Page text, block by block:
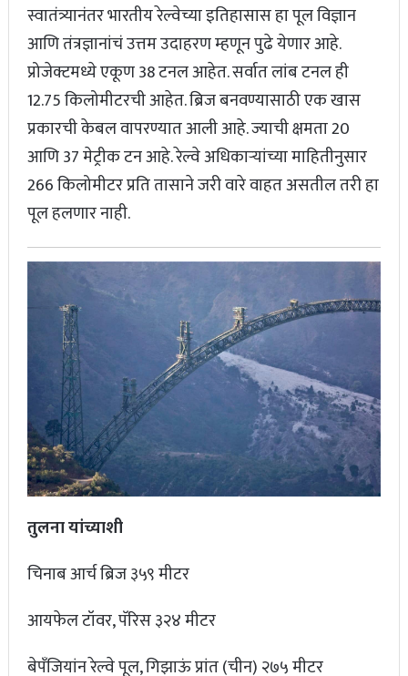
स्वातंत्र्यानंतर भारतीय रेल्वेच्या इतिहासास हा पूल विज्ञान
आणि तंत्रज्ञानांचं उत्तम उदाहरण म्हणून पुढे येणार आहे.
प्रोजेक्टमध्ये एकूण 38 टनल आहेत. सर्वात लांब टनल ही
12.75 किलोमीटरची आहेत. ब्रिज बनवण्यासाठी एक खास
प्रकारची केबल वापरण्यात आली आहे. ज्याची क्षमता 20
आणि 37 मेट्रीक टन आहे. रेल्वे अधिकाऱ्यांच्या माहितीनुसार
266 किलोमीटर प्रति तासाने जरी वारे वाहत असतील तरी हा
पूल हलणार नाही.
तुलनायांच्याशी
चिनाब आर्च ब्रिज ३५९ मीटर
आयफेल टॉवर, पॅरिस ३२४ मीटर
बेपँजियांन रेल्वे पूल, गिझाऊं प्रांत (चीन) २७५ मीटर